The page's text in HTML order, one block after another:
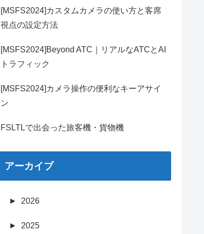
[MSFS2024]カスタムカメラの使い方と客席
視点の設定方法
[MSFS2024]Beyond ATC｜リアルなATCとAI
トラフィック
[MSFS2024]カメラ操作の便利なキーアサイ
ン
FSLTLで出会った旅客機・貨物機
アーカイブ
► 2026
► 2025